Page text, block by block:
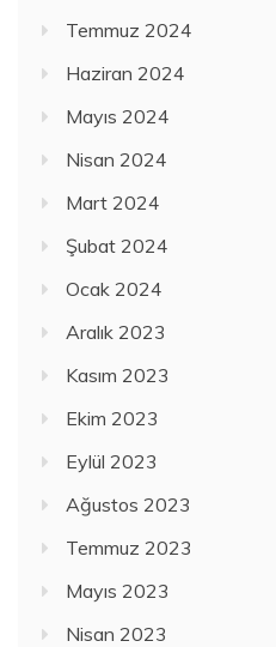
Temmuz 2024
Haziran 2024
Mayıs 2024
Nisan 2024
Mart 2024
Şubat 2024
Ocak 2024
Aralık 2023
Kasım 2023
Ekim 2023
Eylül 2023
Ağustos 2023
Temmuz 2023
Mayıs 2023
Nisan 2023